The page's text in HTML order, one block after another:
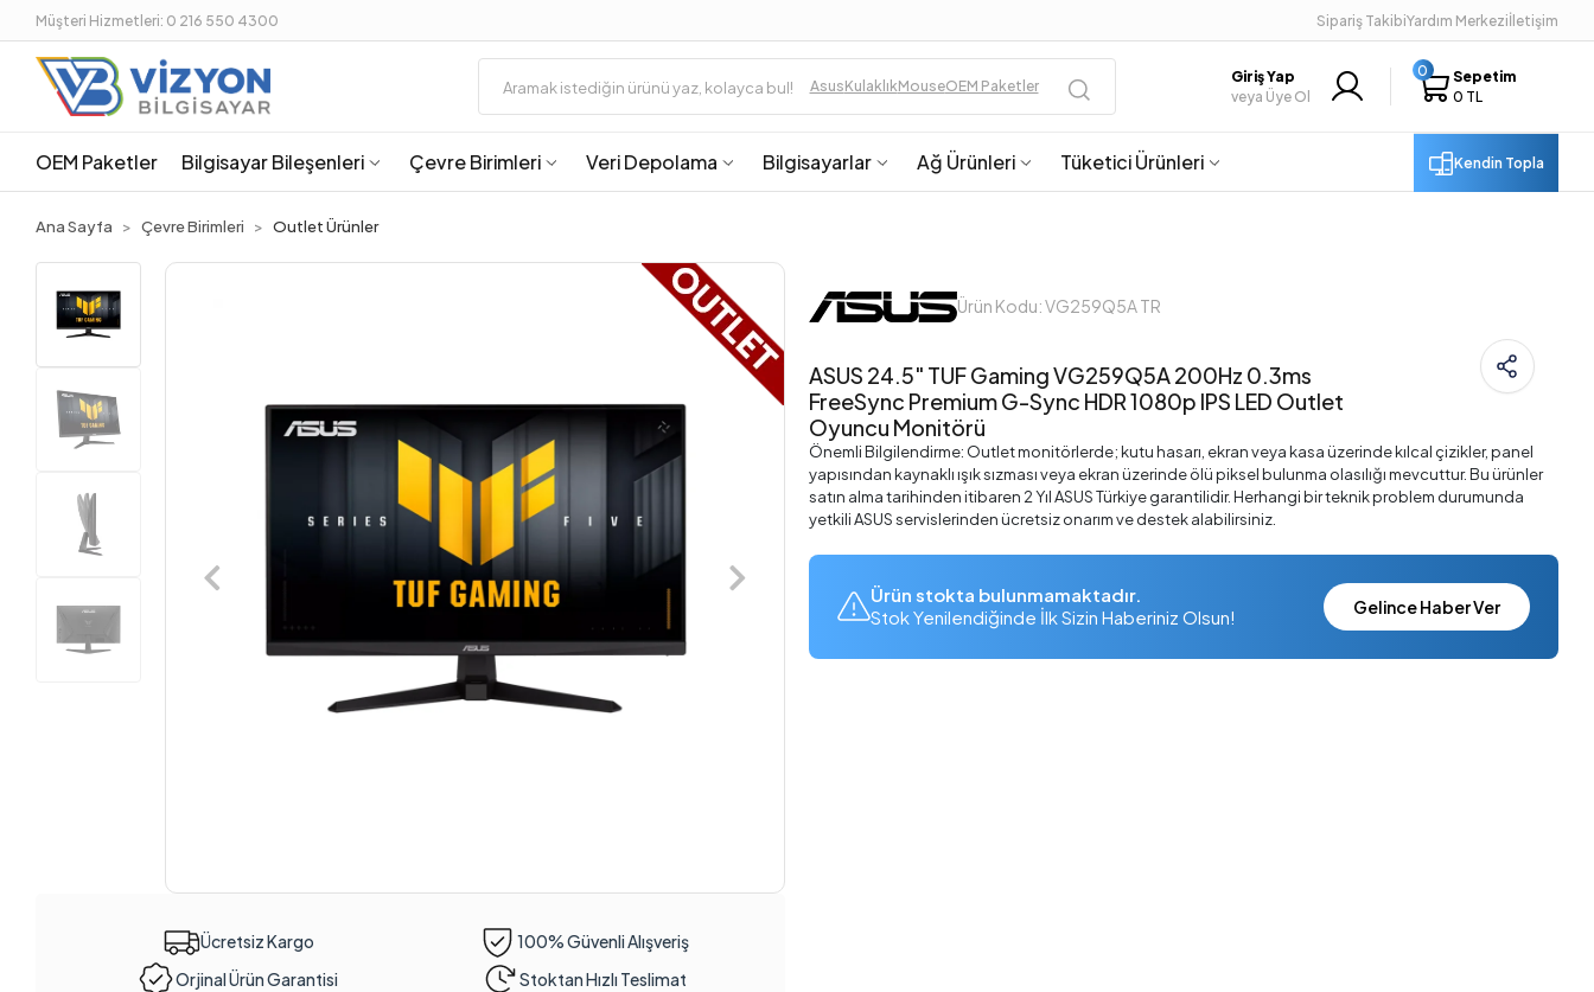
Müşteri Hizmetleri: 0 216 550 4300 Sipariş TakibiYardım Merkeziİletişim
AsusKulaklıkMouseOEM Paketler
Giriş Yap
veya Üye Ol
0
Sepetim
0 TL
OEM Paketler Bilgisayar Bileşenleri Çevre Birimleri Veri Depolama Bilgisayarlar Ağ Ürünleri Tüketici Ürünleri Kendin Topla
Ana Sayfa Çevre Birimleri Outlet Ürünler
Ücretsiz Kargo
100% Güvenli Alışveriş
Orjinal Ürün Garantisi
Stoktan Hızlı Teslimat
Ürün Kodu: VG259Q5A TR
ASUS 24.5" TUF Gaming VG259Q5A 200Hz 0.3ms
FreeSync Premium G-Sync HDR 1080p IPS LED Outlet
Oyuncu Monitörü
Önemli Bilgilendirme: Outlet monitörlerde; kutu hasarı, ekran veya kasa üzerinde kılcal çizikler, panel
yapısından kaynaklı ışık sızması veya ekran üzerinde ölü piksel bulunma olasılığı mevcuttur. Bu ürünler
satın alma tarihinden itibaren 2 Yıl ASUS Türkiye garantilidir. Herhangi bir teknik problem durumunda
yetkili ASUS servislerinden ücretsiz onarım ve destek alabilirsiniz.
Ürün stokta bulunmamaktadır.
Stok Yenilendiğinde İlk Sizin Haberiniz Olsun!
Gelince Haber Ver